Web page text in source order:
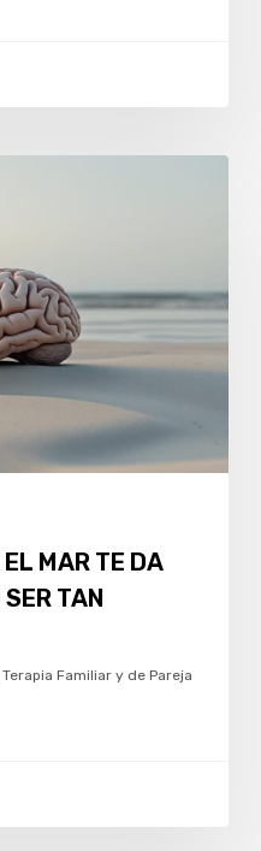
MAR TE DA
TAN
Familiar y de Pareja